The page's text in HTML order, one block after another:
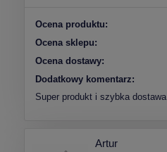
Ocena produktu:
Ocena sklepu:
Ocena dostawy:
Dodatkowy komentarz:
Super produkt i szybka dostawa
Artur